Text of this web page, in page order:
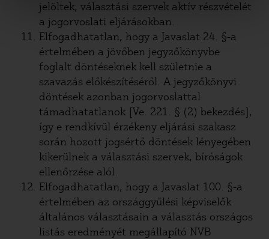
jelöltek, választási szervek aktív részvételét
a jogorvoslati eljárásokban.
Elfogadhatatlan, hogy a Javaslat 24. §-a
értelmében a jövőben jegyzőkönyvbe
foglalt döntéseknek kell születnie a
szavazás előkészítéséről. A jegyzőkönyvi
döntések azonban jogorvoslattal
támadhatatlanok [Ve. 221. § (2) bekezdés],
így e rendkívül érzékeny eljárási szakasz
során hozott jogsértő döntések lényegében
kikerülnek a választási szervek, bíróságok
ellenőrzése alól.
Elfogadhatatlan, hogy a Javaslat 100. §-a
értelmében az országgyűlési képviselők
általános választásain a választás országos
listás eredményét megállapító NVB